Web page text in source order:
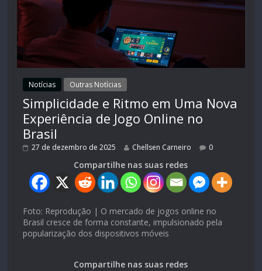
Notícias Outras Notícias
Simplicidade e Ritmo em Uma Nova
Experiência de Jogo Online no
Brasil
27 de dezembro de 2025 Chellsen Carneiro 0
Compartilhe nas suas redes
Foto: Reprodução | O mercado de jogos online no
Brasil cresce de forma constante, impulsionado pela
popularização dos dispositivos móveis
Compartilhe nas suas redes